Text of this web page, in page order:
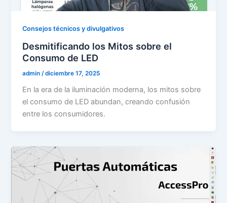
Consejos técnicos y divulgativos
Desmitificando los Mitos sobre el
Consumo de LED
admin /diciembre 17, 2025
En la era de la iluminación moderna, los mitos sobre
el consumo de LED abundan, creando confusión
entre los consumidores.